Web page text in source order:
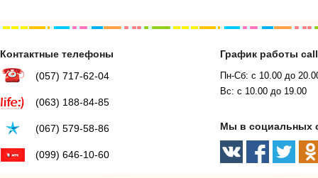
Контактные телефоны
(057) 717-62-04
(063) 188-84-85
(067) 579-58-86
(099) 646-10-60
График работы
Пн-Сб: с 10.00 до
Вс: с 10.00 до 19.00
Мы в социальных